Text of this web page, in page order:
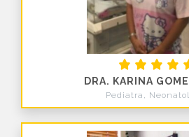
DRA. KARINA
Pediatra,